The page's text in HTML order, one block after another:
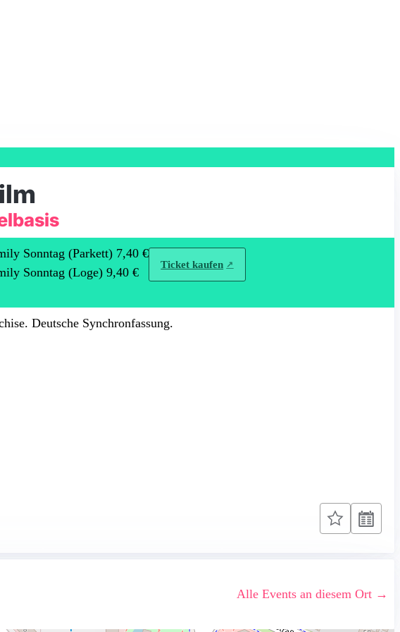
Sonntag (Parkett) 7,40 €
Sonntag (Loge) 9,40 €
Ticket kaufen
Deutsche Synchronfassung.
Alle Events an diesem Ort →